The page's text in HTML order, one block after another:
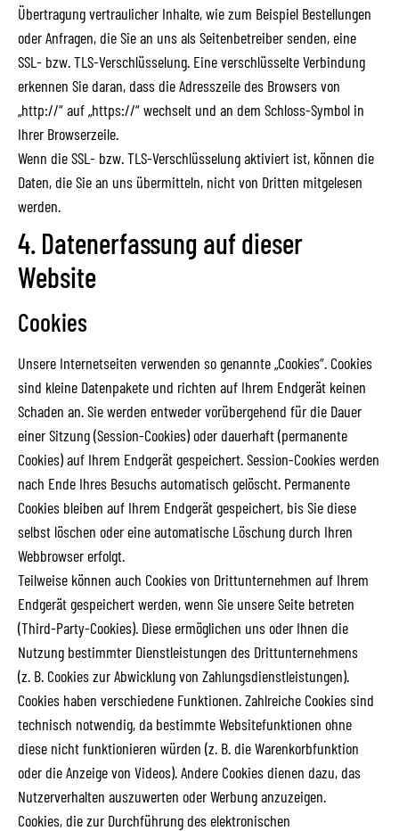
Übertragung vertraulicher Inhalte, wie zum Beispiel Bestellungen
oder Anfragen, die Sie an uns als Seitenbetreiber senden, eine
SSL- bzw. TLS-Verschlüsselung. Eine verschlüsselte Verbindung
erkennen Sie daran, dass die Adresszeile des Browsers von
„http://“ auf „https://“ wechselt und an dem Schloss-Symbol in
Ihrer Browserzeile.
Wenn die SSL- bzw. TLS-Verschlüsselung aktiviert ist, können die
Daten, die Sie an uns übermitteln, nicht von Dritten mitgelesen
werden.
4. Datenerfassung auf dieser
Website
Cookies
Unsere Internetseiten verwenden so genannte „Cookies“. Cookies
sind kleine Datenpakete und richten auf Ihrem Endgerät keinen
Schaden an. Sie werden entweder vorübergehend für die Dauer
einer Sitzung (Session-Cookies) oder dauerhaft (permanente
Cookies) auf Ihrem Endgerät gespeichert. Session-Cookies werden
nach Ende Ihres Besuchs automatisch gelöscht. Permanente
Cookies bleiben auf Ihrem Endgerät gespeichert, bis Sie diese
selbst löschen oder eine automatische Löschung durch Ihren
Webbrowser erfolgt.
Teilweise können auch Cookies von Drittunternehmen auf Ihrem
Endgerät gespeichert werden, wenn Sie unsere Seite betreten
(Third-Party-Cookies). Diese ermöglichen uns oder Ihnen die
Nutzung bestimmter Dienstleistungen des Drittunternehmens
(z. B. Cookies zur Abwicklung von Zahlungsdienstleistungen).
Cookies haben verschiedene Funktionen. Zahlreiche Cookies sind
technisch notwendig, da bestimmte Websitefunktionen ohne
diese nicht funktionieren würden (z. B. die Warenkorbfunktion
oder die Anzeige von Videos). Andere Cookies dienen dazu, das
Nutzerverhalten auszuwerten oder Werbung anzuzeigen.
Cookies, die zur Durchführung des elektronischen